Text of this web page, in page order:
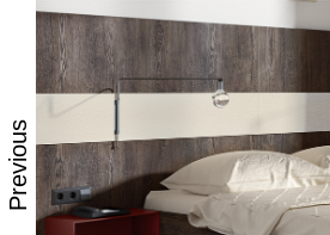
– Ανθεκτικότητα στη θερμότητα
– Υψηλές αντοχές στη καθημερινή
κρούση & χάραξη
– Δυνατότητα εύκολου
– Επιφάνεια απόλυτα υγιεινή
– Υψηλή αντοχή στον
Previous